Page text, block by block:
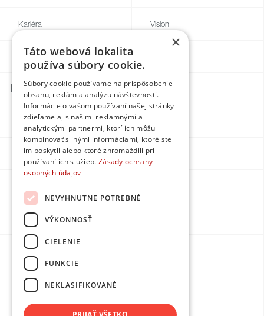
Kariéra
Blog
Vision
Kontakty
Facebook
Instagram
Youtube
DPMarketing
×
Táto webová lokalita
používa súbory cookie.
Súbory cookie používame na prispôsobenie
obsahu, reklám a analýzu návštevnosti.
Informácie o vašom používaní našej stránky
zdieľame aj s našimi reklamnými a
analytickými partnermi, ktorí ich môžu
kombinovať s inými informáciami, ktoré ste
im poskytli alebo ktoré zhromaždili pri
používaní ich služieb. Zásady ochrany
osobných údajov
NEVYHNUTNE POTREBNÉ
VÝKONNOSŤ
CIELENIE
FUNKCIE
NEKLASIFIKOVANÉ